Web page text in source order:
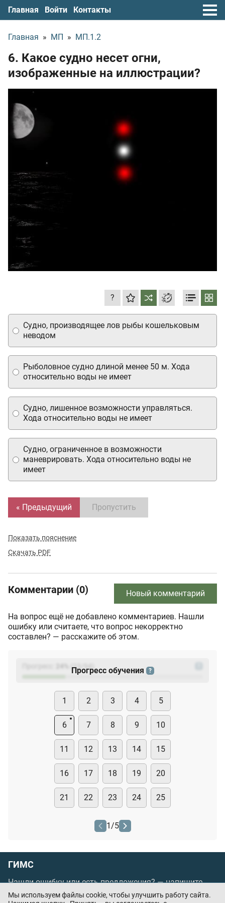
Главная Войти Контакты
Главная » МП » МП.1.2
6. Какое судно несет огни,
изображенные на иллюстрации?
?
Судно, ограниченное в возможности
маневрировать. Хода относительно воды не
имеет
Судно, лишенное возможности управляться.
Хода относительно воды не имеет
Рыболовное судно длиной менее 50 м. Хода
относительно воды не имеет
Судно, производящее лов рыбы кошельковым
неводом
« Предыдущий Пропустить
Показать пояснение
Скачать PDF
Комментарии (0) Новый комментарий
На вопрос ещё не добавлено комментариев. Нашли
ошибку или считаете, что вопрос некорректно
составлен? — расскажите об этом.
(23
Прогресс обучения ?
1 2 3 4 5
6 7 8 9 10
11 12 13 14 15
16 17 18 19 20
21 22 23 24 25
1 /5
ГИМС
Нашли ошибку или есть предложения? —напишите
нам
Мы используем файлы cookie, чтобы улучшить работу сайта.